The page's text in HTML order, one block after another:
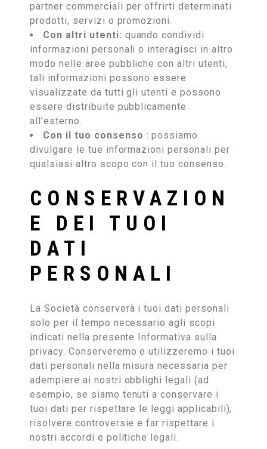
partner commerciali per offrirti determinati
prodotti, servizi o promozioni.
Con altri utenti: quando condividi
informazioni personali o interagisci in altro
modo nelle aree pubbliche con altri utenti,
tali informazioni possono essere
visualizzate da tutti gli utenti e possono
essere distribuite pubblicamente
all’esterno.
Con il tuo consenso : possiamo
divulgare le tue informazioni personali per
qualsiasi altro scopo con il tuo consenso.
CONSERVAZION
E DEI TUOI
DATI
PERSONALI
La Società conserverà i tuoi dati personali
solo per il tempo necessario agli scopi
indicati nella presente Informativa sulla
privacy. Conserveremo e utilizzeremo i tuoi
dati personali nella misura necessaria per
adempiere ai nostri obblighi legali (ad
esempio, se siamo tenuti a conservare i
tuoi dati per rispettare le leggi applicabili),
risolvere controversie e far rispettare i
nostri accordi e politiche legali.